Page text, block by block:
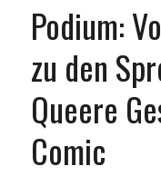
Podium:
zu den
Queere
Comic